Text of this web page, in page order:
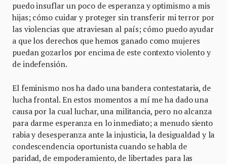
puedo insuflar un poco de esperanza y optimismo a mis
hijas; cómo cuidar y proteger sin transferir mi terror por
las violencias que atraviesan al país; cómo puedo ayudar
a que los derechos que hemos ganado como mujeres
puedan gozarlos por encima de este contexto violento y
de indefensión.
El feminismo nos ha dado una bandera contestataria, de
lucha frontal. En estos momentos a mí me ha dado una
causa por la cual luchar, una militancia, pero no alcanza
para darme esperanza en lo inmediato; a menudo siento
rabia y desesperanza ante la injusticia, la desigualdad y la
condescendencia oportunista cuando se habla de
paridad, de empoderamiento, de libertades para las